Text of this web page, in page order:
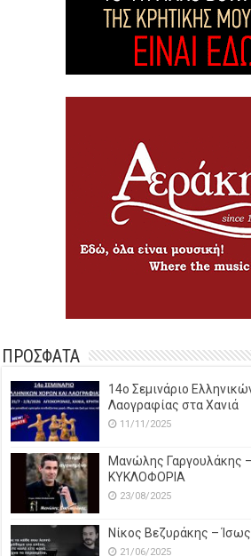
ΠΡΟΣΦΑΤΑ
14o Σεμινάριο
Λαογραφίας στα Χανιά
11/11/2025
Μανώλης Γαργουλάκης
ΚΥΚΛΟΦΟΡΙΑ
23/08/2025
Νίκος Βεζυράκης –
21/06/2025